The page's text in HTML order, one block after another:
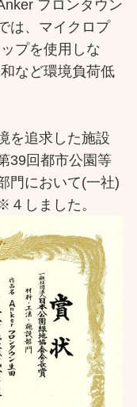
フロンタウン
は、マイクロプ
プを使用しな
など環境負荷低
を追求した施設
39回都市公園等
門において(一社)
しました。